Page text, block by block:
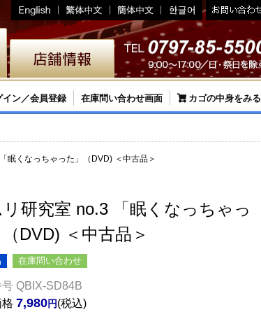
イン／会員登録 在庫問い合わせ画面 カゴの中身をみる
眠くなっちゃった」（DVD) ＜中古品＞
研究室 no.3 「眠くなっちゃっ
DVD) ＜中古品＞
在庫問い合わせ
号 QBIX-SD84B
7,980
税込